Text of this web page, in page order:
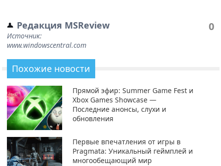
Редакция MSReview
Источник:
www.windowscentral.com
0
Похожие новости
Прямой эфир: Summer Game Fest и
Xbox Games Showcase —
Последние анонсы, слухи и
обновления
Первые впечатления от игры в
Pragmata: Уникальный геймплей и
многообещающий мир